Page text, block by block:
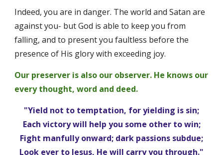
Indeed, you are in danger. The world and Satan are
against you- but God is able to keep you from
falling, and to present you faultless before the
presence of His glory with exceeding joy.
Our preserver is also our observer. He knows our
every thought, word and deed.
"Yield not to temptation, for yielding is sin;
Each victory will help you some other to win;
Fight manfully onward; dark passions subdue;
Look ever to Jesus, He will carry you through."